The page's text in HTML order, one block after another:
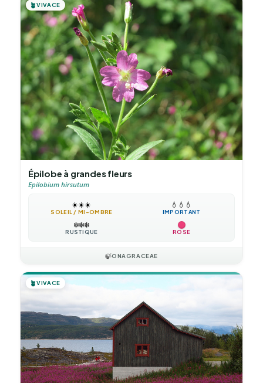
🪴VIVACE
Épilobe à grandes fleurs
Epilobium hirsutum
☀️☀️☀️
SOLEIL / MI-OMBRE
💧 💧 💧
IMPORTANT
❄️❄️❄️
RUSTIQUE ROSE
🍃ONAGRACEAE
🪴VIVACE